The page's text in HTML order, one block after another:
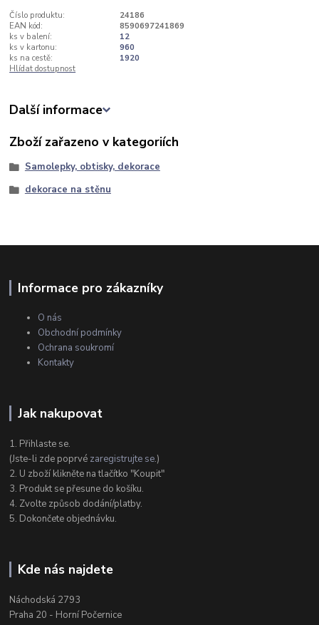
Číslo produktu:
24186
EAN kód:
8590697241869
ks v balení:
12
ks v kartonu:
960
ks na cestě:
1920
Hlídat dostupnost
Další informace
Zboží zařazeno v kategoriích
Samolepky, obtisky, dekorace
dekorace na stěnu
Informace pro zákazníky
O nás
Obchodní podmínky
Ochrana soukromí
Kontakty
Jak nakupovat
1. Přihlaste se.
(Jste-li zde poprvé zaregistrujte se.)
2. U zboží klikněte na tlačítko "Koupit"
3. Produkt se přesune do košíku.
4. Zvolte způsob dodání/platby.
5. Dokončete objednávku.
Kde nás najdete
Náchodská 2793
Praha 20 - Horní Počernice